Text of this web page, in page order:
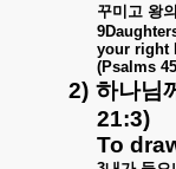
꾸미고 왕의
your right
(Psalms
2) 하나님께
21:3)
To